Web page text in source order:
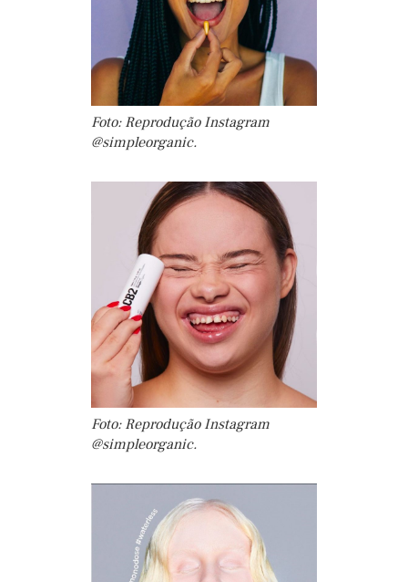
Foto: Reprodução Instagram
@simpleorganic.
Foto: Reprodução Instagram
@simpleorganic.